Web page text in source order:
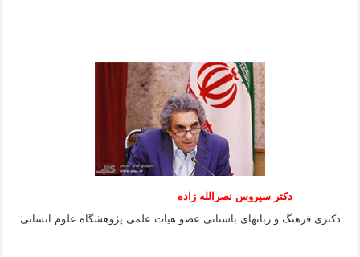
دکتر سیروس نصرالله زاده
دکتری فرهنگ و زبانهای باستانی عضو هیات علمی پژوهشگاه علوم انسانی